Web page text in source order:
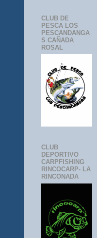
CLUB DE
PESCA LOS
PESCANDANGA
S CAÑADA
ROSAL
CLUB
DEPORTIVO
CARPFISHING
RINCOCARP- LA
RINCONADA